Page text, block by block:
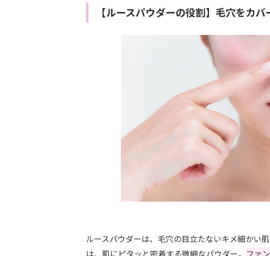
【ルースパウダーの役割】毛穴をカ
ルースパウダーは、毛穴の目立たないキメ細かい
は、肌にピタッと密着する微細なパウダー。 ファ